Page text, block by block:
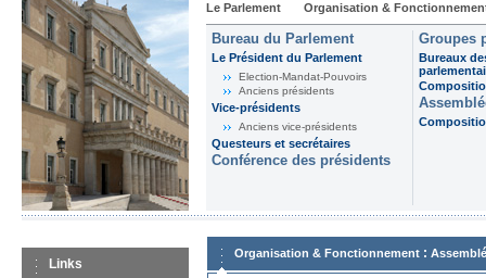
Le Parlement Organisation &
Bureau du Parlement
Le Président du Parlement
Election-Mandat-Pouvoirs
Anciens présidents
Vice-présidents
Anciens vice-présidents
Questeurs et secrétaires
Conférence des présidents
Groupes
Bureaux
Links
Organisation & Fonctionnement :